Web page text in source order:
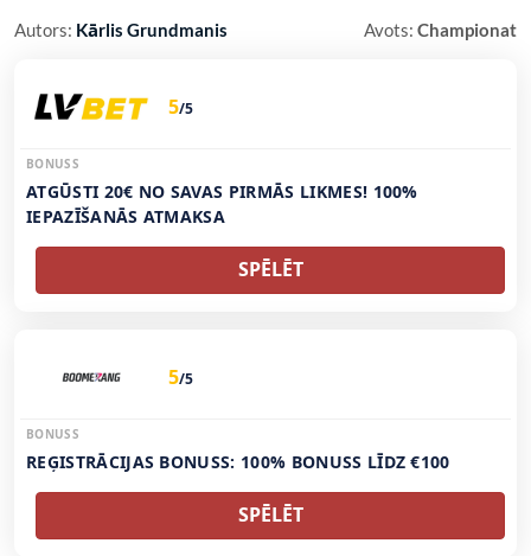
Autors: Kārlis Grundmanis Avots: Championat
5/5
BONUSS
ATGŪSTI 20€ NO SAVAS PIRMĀS LIKMES! 100%
IEPAZĪŠANĀS ATMAKSA
SPĒLĒT
5/5
BONUSS
REĢISTRĀCIJAS BONUSS: 100% BONUSS LĪDZ €100
SPĒLĒT